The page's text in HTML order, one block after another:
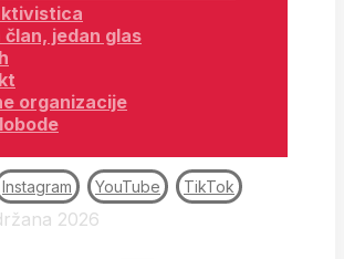
član, jedan glas
organizacije
Instagram YouTube TikTok
2026